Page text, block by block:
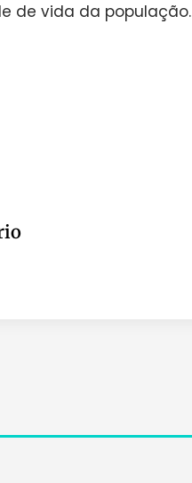
de vida da população.